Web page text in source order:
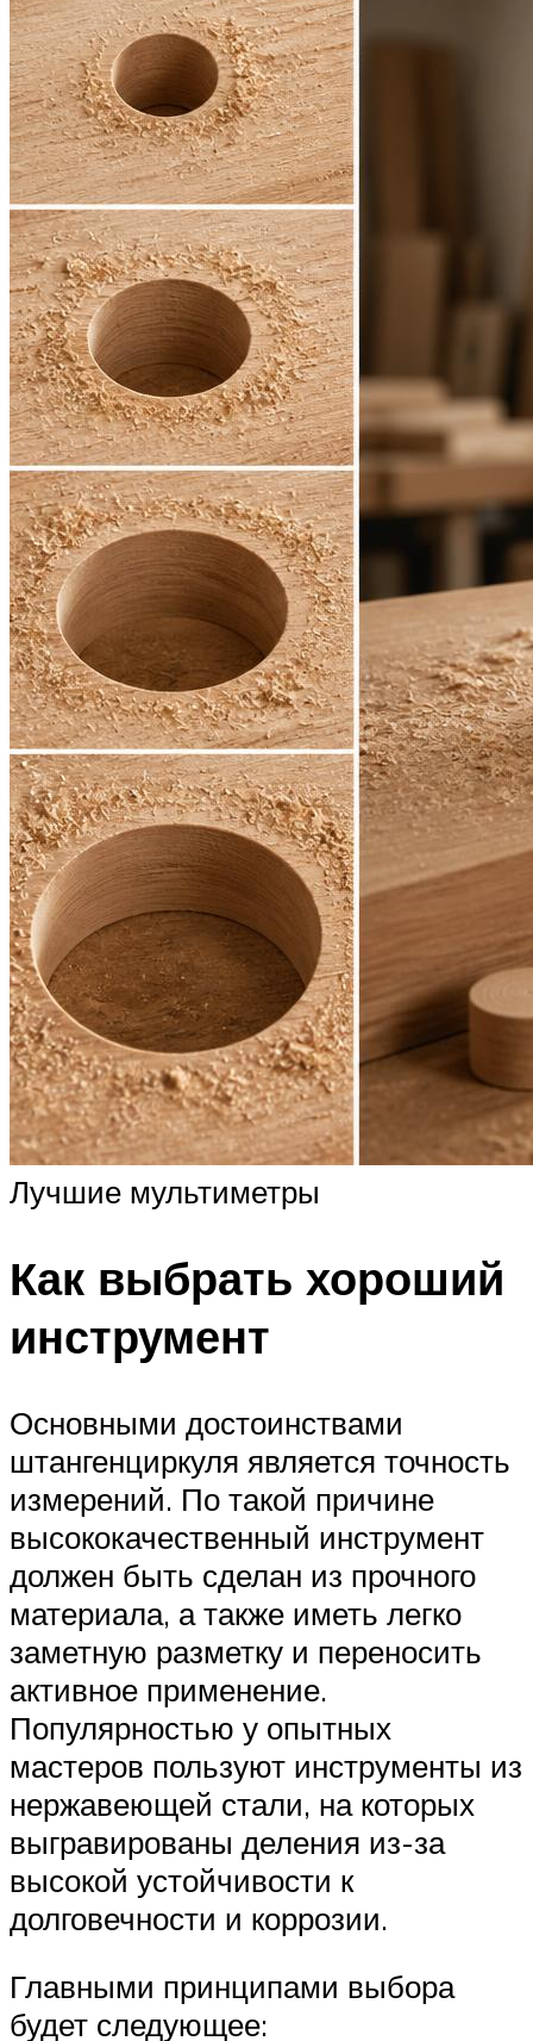
Лучшие мультиметры
Как выбрать хороший
инструмент
Основными достоинствами
штангенциркуля является точность
измерений. По такой причине
высококачественный инструмент
должен быть сделан из прочного
материала, а также иметь легко
заметную разметку и переносить
активное применение.
Популярностью у опытных
мастеров пользуют инструменты из
нержавеющей стали, на которых
выгравированы деления из-за
высокой устойчивости к
долговечности и коррозии.
Главными принципами выбора
будет следующее: